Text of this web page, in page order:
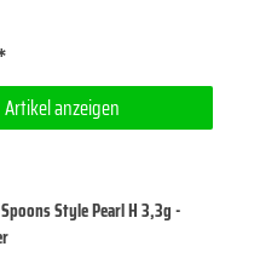
Artikel anzeigen
Style Pearl H 3,3g -